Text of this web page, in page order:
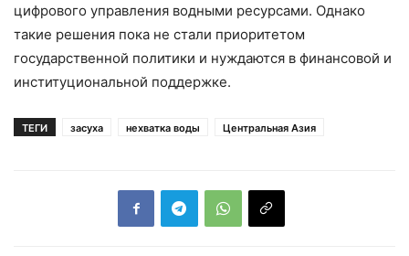
цифрового управления водными ресурсами. Однако
такие решения пока не стали приоритетом
государственной политики и нуждаются в финансовой и
институциональной поддержке.
ТЕГИ засуха нехватка воды Центральная Азия